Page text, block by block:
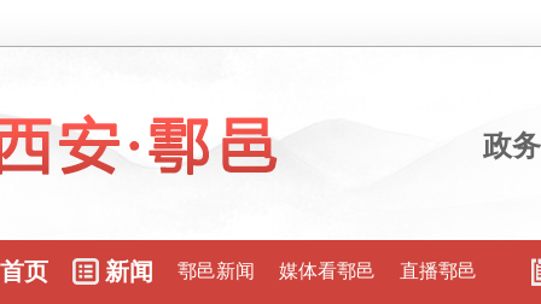
政务
首页 新闻 鄠邑新闻 媒体看鄠邑 直播鄠邑